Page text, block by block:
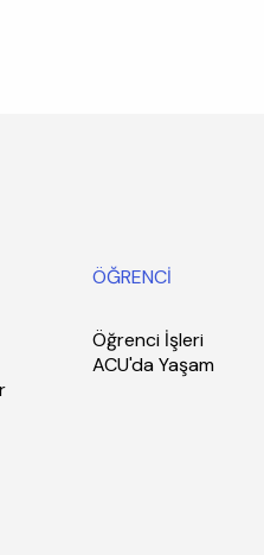
ÖĞRENCİ
Öğrenci İşleri
ACU'da Yaşam